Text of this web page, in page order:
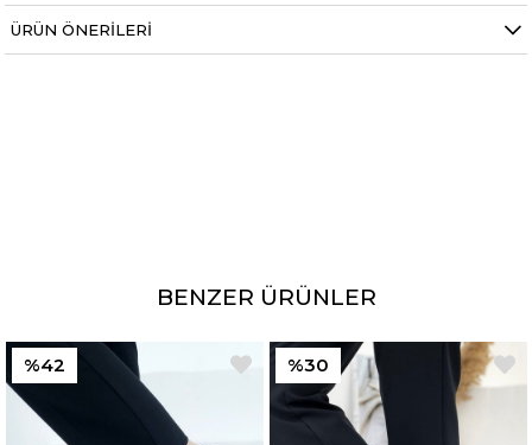
Kategori
ÜRÜN ÖNERILERI
BENZER ÜRÜNLER
%30